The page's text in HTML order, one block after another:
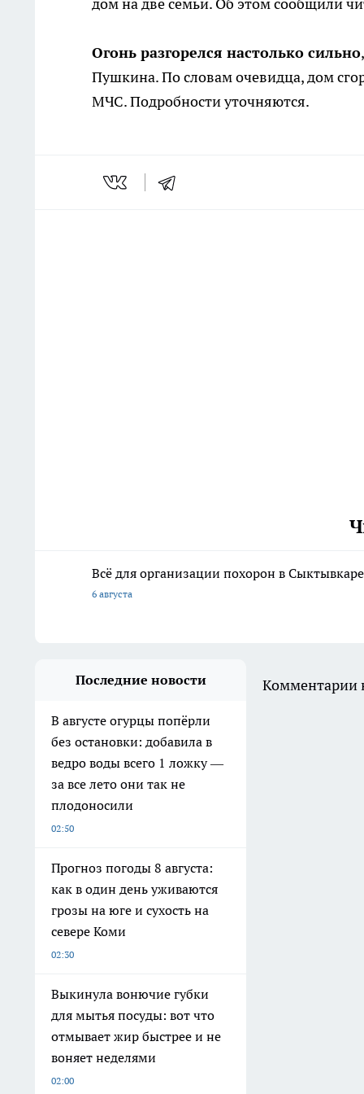
Огонь разгорелся настолько сильно
Пушкина. По словам очевидца, дом
МЧС. Подробности уточняются.
Всё для организации похорон в
6 августа
Последние новости
В августе огурцы попёрли
без остановки: добавила в
ведро воды всего 1 ложку —
за все лето они так не
плодоносили
02:50
Прогноз погоды 8 августа:
как в один день уживаются
грозы на юге и сухость на
севере Коми
02:30
Выкинула вонючие губки
для мытья посуды: вот что
отмывает жир быстрее и не
воняет неделями
02:00
Комментарии